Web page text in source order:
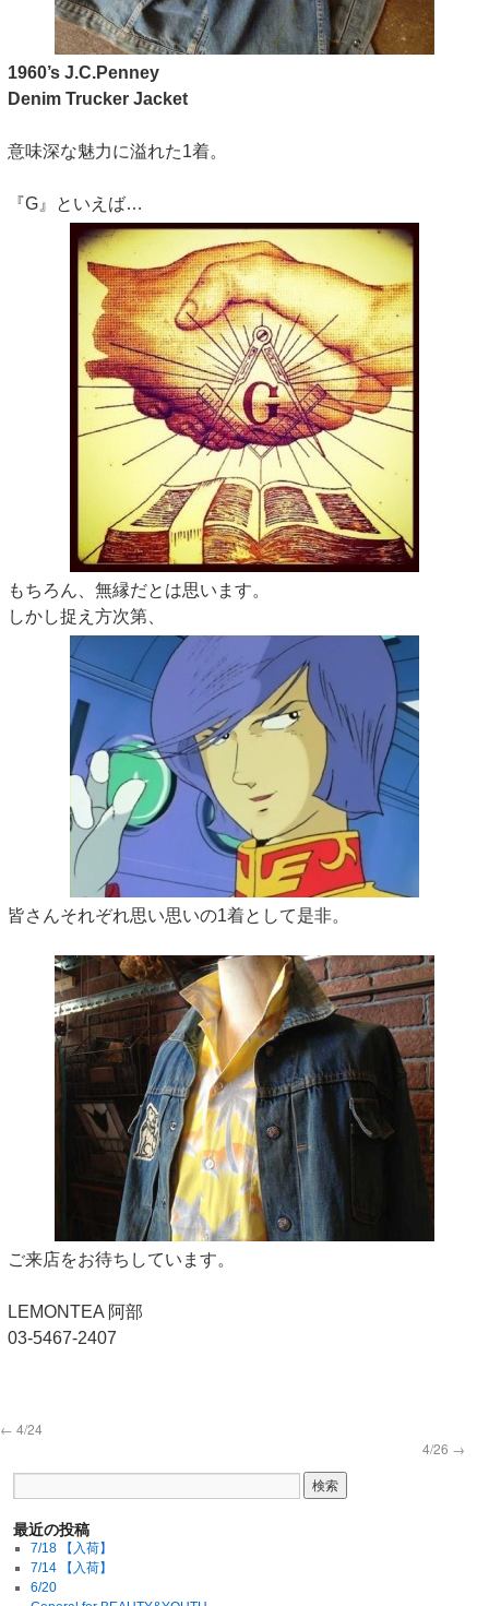
1960’s J.C.Penney
Denim Trucker Jacket
意味深な魅力に溢れた1着。
『G』といえば…
もちろん、無縁だとは思います。
しかし捉え方次第、
皆さんそれぞれ思い思いの1着として是非。
ご来店をお待ちしています。
LEMONTEA 阿部
03-5467-2407
← 4/24
4/26 →
最近の投稿
7/18 【入荷】
7/14 【入荷】
6/20